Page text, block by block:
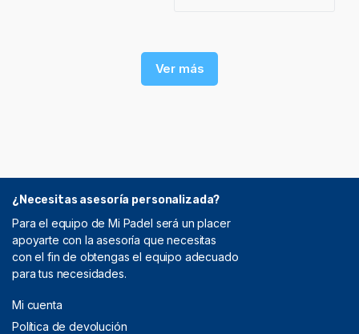
Ver más
¿Necesitas asesoría personalizada?
Para el equipo de Mi Padel será un placer
apoyarte con la asesoría que necesitas
con el fin de obtengas el equipo adecuado
para tus necesidades.
Mi cuenta
Política de devolución